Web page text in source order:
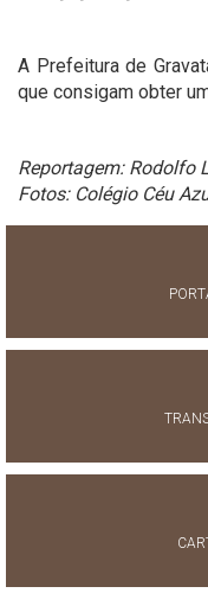
A Prefeitura de
que consigam obter
Reportagem: Rodolfo
Fotos: Colégio Céu